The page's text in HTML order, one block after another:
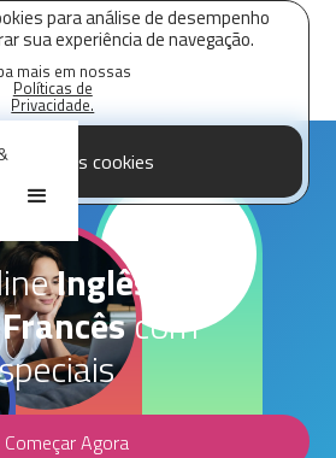
para análise de desempenho
sua experiência de navegação.
mais em nossas
Políticas de
Privacidade.
todos os cookies
Inglês,
com
Começar Agora